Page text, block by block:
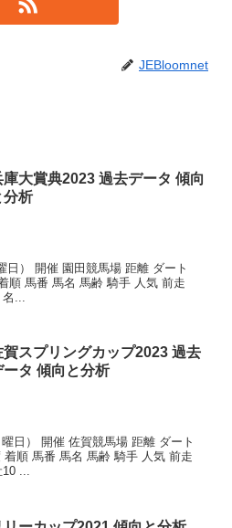
JEBloomnet
庫大賞典2023 過去データ 傾向
分析
日） 開催 園田競馬場 距離 ダート
順 馬番 馬名 馬齢 騎手 人気 前走
名...
賀スプリングカップ2023 過去
ータ 傾向と分析
日） 開催 佐賀競馬場 距離 ダート
順 馬番 馬名 馬齢 騎手 人気 前走
10 ...